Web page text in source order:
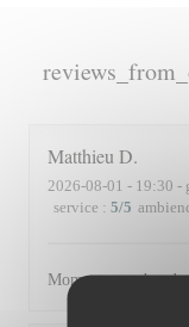
Matthieu D
2026-08-01 - 19:30 -
service : 5/5
Moment superbe,